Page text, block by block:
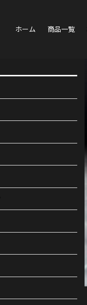
ホーム 商品一覧